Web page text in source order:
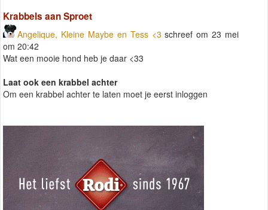
Krabbels aan Sproet
Angelique, Kleine Maybe en Tess <3 schreef om 23 mei
om 20:42
Wat een mooie hond heb je daar <33
Laat ook een krabbel achter
Om een krabbel achter te laten moet je eerst inloggen